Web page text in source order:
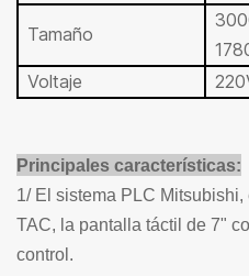
Tamaño
Voltaje
Principales características:
1/ El sistema PLC
TAC, la pantalla táctil de 7"
control.